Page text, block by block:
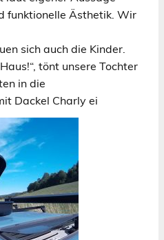
funktionelle Ästhetik. Wir
sich auch die Kinder.
tönt unsere Tochter
in die
Dackel Charly ei